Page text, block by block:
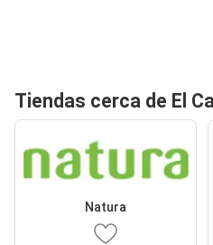
Tiendas cerca de El
Natura